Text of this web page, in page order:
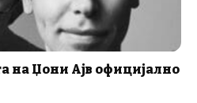
на Џони Ајв официјално